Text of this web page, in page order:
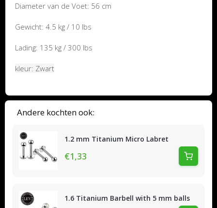
Andere kochten ook:
1.2 mm Titanium Micro Labret
€1,33
1.6 Titanium Barbell with 5 mm balls
Diameter van de Voet: 56 cm
Gewicht: 4.5 kg / 10 lbs
Lading: 135 kg / 300 lbs
kleur: Zwart